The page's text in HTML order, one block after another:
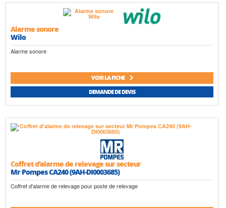
Alarme sonore
Wilo
Alarme sonore
VOIR LA FICHE
DEMANDE DE DEVIS
Coffret d'alarme de relevage sur secteur
Mr Pompes CA240 (9AH-DI0003685)
Coffret d'alarme de relevage pour poste de relevage